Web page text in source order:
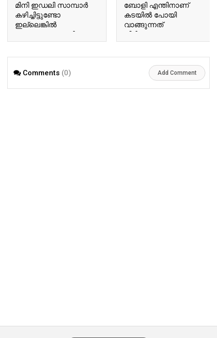
മിനി ഇഡലി സാമ്പാർ
കഴിച്ചിട്ടുണ്ടോ
ഇല്ലെങ്കിൽ
എന്തായാലും കഴിക്കണം
| Mini idly sambar
ബോളി എന്തിനാണ്
കടയിൽ പോയി
വാങ്ങുന്നത്
വീട്ടിലുണ്ടാക്കാലോ |
Home made boli sweet
Comments (0) Add Comment